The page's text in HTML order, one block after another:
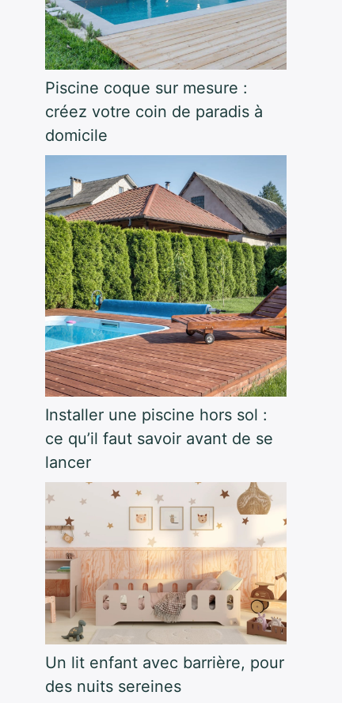
Piscine coque sur mesure :
créez votre coin de paradis à
domicile
Installer une piscine hors sol :
ce qu’il faut savoir avant de se
lancer
Un lit enfant avec barrière, pour
des nuits sereines